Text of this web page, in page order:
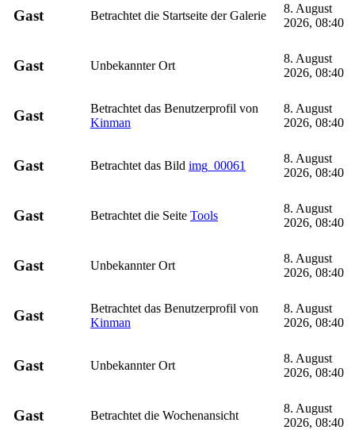
Gast Betrachtet die Startseite der Galerie
8. August
2026, 08:40
Gast Unbekannter Ort
8. August
2026, 08:40
Gast
Betrachtet das Benutzerprofil von
Kinman
8. August
2026, 08:40
Gast Betrachtet das Bild img_00061
8. August
2026, 08:40
Gast Betrachtet die Seite Tools
8. August
2026, 08:40
Gast Unbekannter Ort
8. August
2026, 08:40
Gast
Betrachtet das Benutzerprofil von
Kinman
8. August
2026, 08:40
Gast Unbekannter Ort
8. August
2026, 08:40
Gast Betrachtet die Wochenansicht
8. August
2026, 08:40